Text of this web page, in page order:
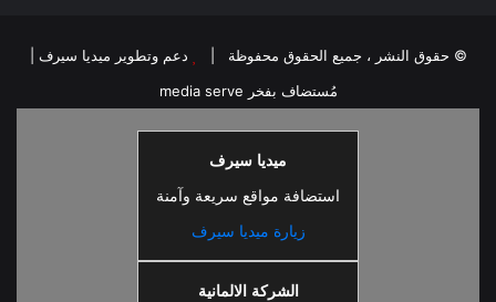
© حقوق النشر ، جميع الحقوق محفوظة | دعم وتطوير ميديا سيرف
مُستضاف بفخر media serve
ميديا سيرف
استضافة مواقع سريعة وآمنة
زيارة ميديا سيرف
الشركة الالمانية